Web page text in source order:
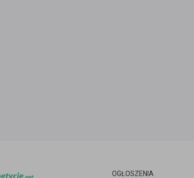
OGŁOSZENIA